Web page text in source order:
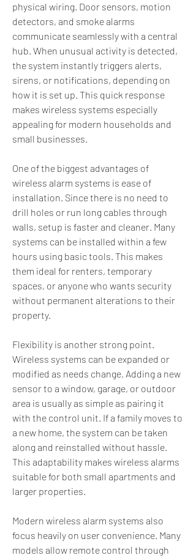
physical wiring. Door sensors, motion
detectors, and smoke alarms
communicate seamlessly with a central
hub. When unusual activity is detected,
the system instantly triggers alerts,
sirens, or notifications, depending on
how it is set up. This quick response
makes wireless systems especially
appealing for modern households and
small businesses.
One of the biggest advantages of
wireless alarm systems is ease of
installation. Since there is no need to
drill holes or run long cables through
walls, setup is faster and cleaner. Many
systems can be installed within a few
hours using basic tools. This makes
them ideal for renters, temporary
spaces, or anyone who wants security
without permanent alterations to their
property.
Flexibility is another strong point.
Wireless systems can be expanded or
modified as needs change. Adding a new
sensor to a window, garage, or outdoor
area is usually as simple as pairing it
with the control unit. If a family moves to
a new home, the system can be taken
along and reinstalled without hassle.
This adaptability makes wireless alarms
suitable for both small apartments and
larger properties.
Modern wireless alarm systems also
focus heavily on user convenience. Many
models allow remote control through